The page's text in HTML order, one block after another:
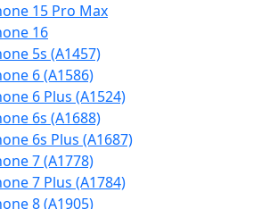
15 Pro Max
16
5s (A1457)
6 (A1586)
6 Plus (A1524)
6s (A1688)
6s Plus (A1687)
7 (A1778)
7 Plus (A1784)
8 (A1905)